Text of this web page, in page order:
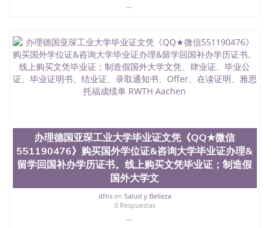
微信551190476学士学位证书查询机构QQ微信
QQ微信551190476 圣何塞州立大学（San Jose State
University, 又译为“圣荷西州立大学”）成立于1857
年，简称SJSU，是加州历史悠久的大学之一，也是美
西地区的公立大学之一。位于圣何塞市San Jose中
心，占地154公顷。它是一所位于加利福尼亚州的著
合性大学，每年有来自世界各地的成百上千的海外学
生前往求学。 至今，这是一所在世界上享有学术地
位、声誉、实习机会和影响力的高等教育机构，并获
誉为美国本科教育质量的核心代表。其计算机系与会
计系更是在当今美国大学教学排名中表现优异。其毕
业生大多可以在其所处地域的世界硅谷中心得到工作
机会。许多硅谷公司甚至在学生大三和大四的学期提
供许多相应科系的实习机会。无论是加州大学系统
...
办理德国亚琛工业大学毕业证文凭《QQ★微信
551190476》购买国外学位证&咨询大学毕业证办理&
留学回国补办学历证书。线上购买文凭毕业证；制造假
国外大学文
dfnsen Salud y Belleza
0 Respuestas
...